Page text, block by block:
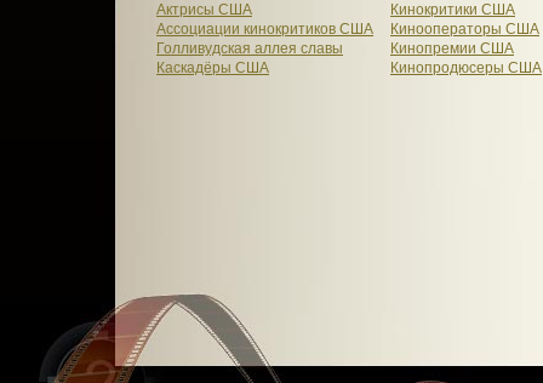
Актрисы США
Ассоциации кинокритиков США
Голливудская аллея славы
Каскадёры США
Кинокритики США
Кинооператоры США
Кинопремии США
Кинопродюсеры США